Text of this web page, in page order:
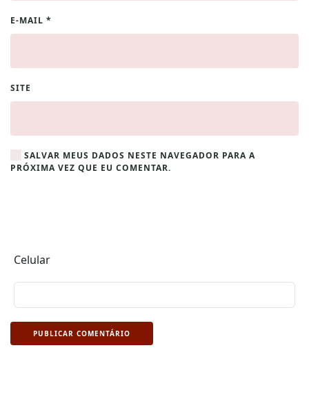
E-MAIL *
SITE
SALVAR MEUS DADOS NESTE NAVEGADOR PARA A
PRÓXIMA VEZ QUE EU COMENTAR.
Celular
PUBLICAR COMENTÁRIO